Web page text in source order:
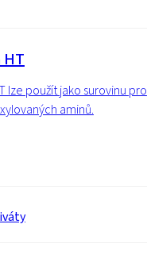
HT
lze použít jako surovinu pro
aminů.